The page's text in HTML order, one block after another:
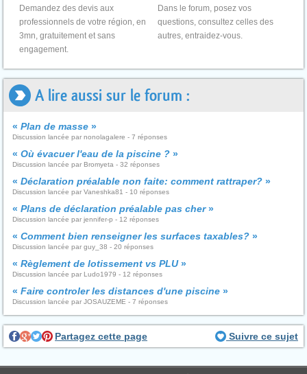
Demandez des devis aux
professionnels de votre région, en
3mn, gratuitement et sans
engagement.
Dans le forum, posez vos
questions, consultez celles des
autres, entraidez-vous.
A lire aussi sur le forum :
« Plan de masse »
Discussion lancée par nonolagalere - 7 réponses
« Où évacuer l'eau de la piscine ? »
Discussion lancée par Bromyeta - 32 réponses
« Déclaration préalable non faite: comment rattraper? »
Discussion lancée par Vaneshka81 - 10 réponses
« Plans de déclaration préalable pas cher»
Discussion lancée par jennifer-p - 12 réponses
« Comment bien renseigner les surfaces taxables? »
Discussion lancée par guy_38 - 20 réponses
« Règlement de lotissement vs PLU»
Discussion lancée par Ludo1979 - 12 réponses
« Faire controler les distances d'une piscine »
Discussion lancée par JOSAUZEME - 7 réponses
Partagez cette page Suivre ce sujet